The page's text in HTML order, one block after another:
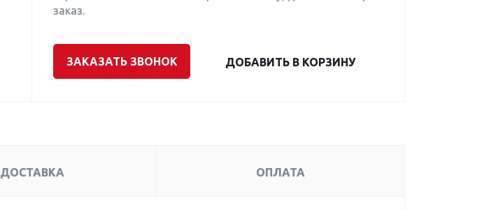
заказ.
ЗАКАЗАТЬ ЗВОНОК ДОБАВИТЬ В КОРЗИНУ
ДОСТАВКА ОПЛАТА